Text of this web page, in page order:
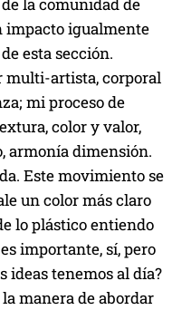
la comunidad de
impacto igualmente
esta sección.
multi-artista, corporal
mi proceso de
color y valor,
armonía dimensión.
Este movimiento se
un color más claro
lo plástico entiendo
importante, sí, pero
ideas tenemos al día?
manera de abordar